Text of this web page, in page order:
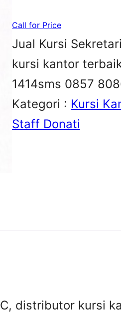
Call for Price
Jual Kursi
kursi kantor
1414sms 0857
Kategori : Kursi
Staff Donati
distributor kursi